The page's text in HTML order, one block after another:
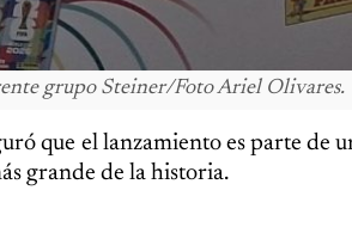
grupo Steiner/Foto Ariel Olivares.
que el lanzamiento es parte de
grande de la historia.